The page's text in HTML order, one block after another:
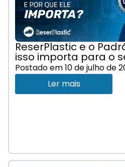
ReserPlastic e o
isso importa para o
Postado em10 de julho de
Ler mais